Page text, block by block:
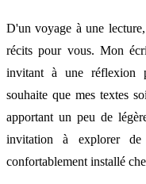
D'un voyage à une
récits pour vous. Mon
invitant à une réflexion
souhaite que mes textes
apportant un peu de
invitation à explorer de
confortablement installé